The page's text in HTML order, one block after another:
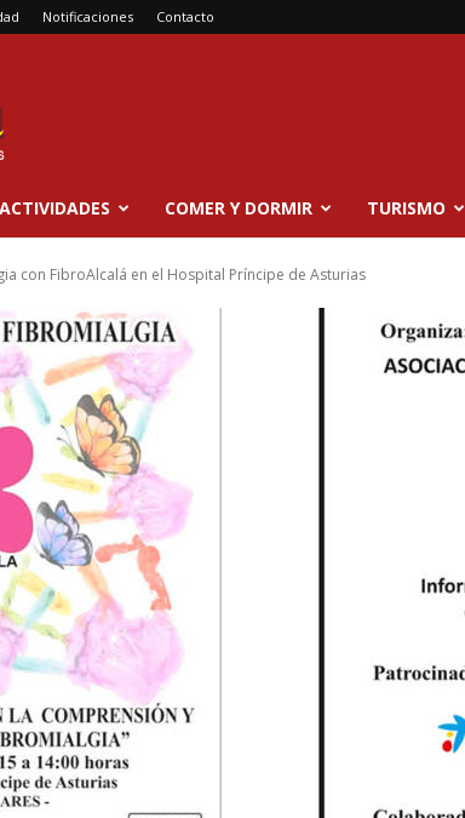
Notificaciones Contacto
ACTIVIDADES COMER Y DORMIR TURISMO
con FibroAlcalá en el Hospital Príncipe de Asturias